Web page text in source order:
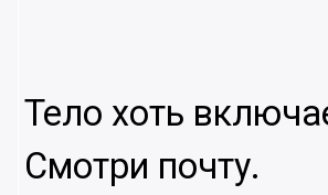
Тело хоть
Смотри почту.